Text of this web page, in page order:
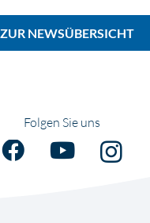
ZUR NEWSÜBERSICHT
Folgen Sie uns